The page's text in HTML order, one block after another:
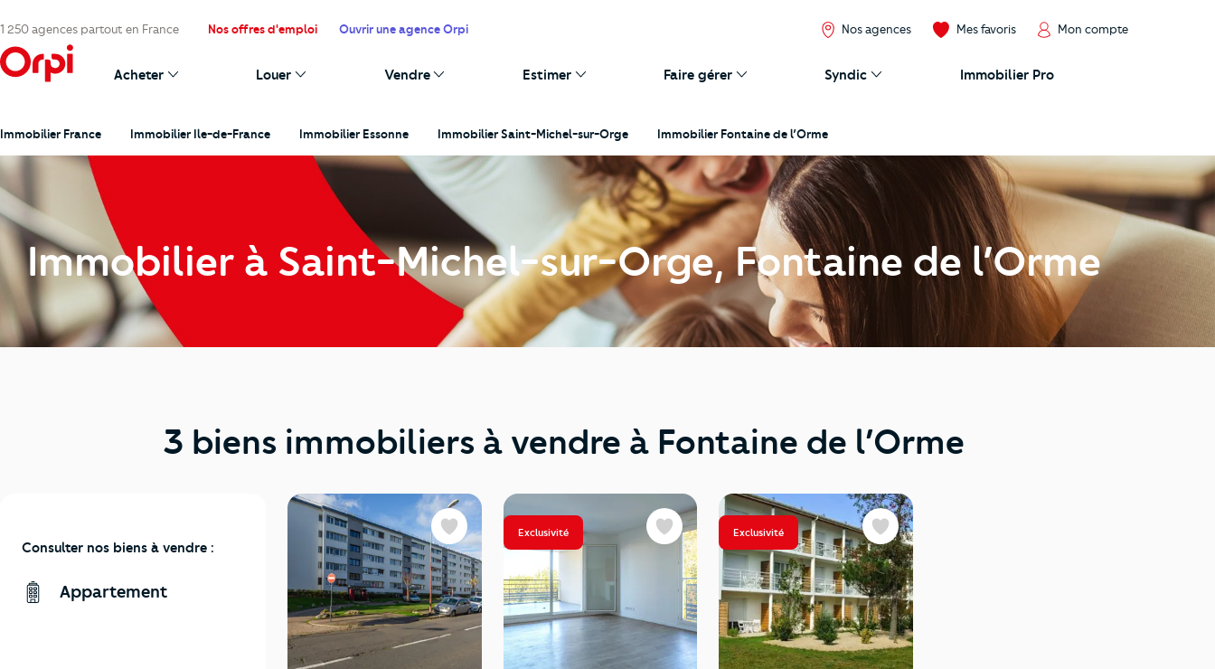
1 250 agences partout en France Nos offres d'emploi Ouvrir une agence Orpi Nos agences Mes favoris Mon compte
Acheter Louer Vendre Estimer Faire gérer Syndic Immobilier Pro
Immobilier France Immobilier Ile-de-France Immobilier Essonne Immobilier Saint-Michel-sur-Orge Immobilier Fontaine de l’Orme
Immobilier à Saint-Michel-sur-Orge, Fontaine de l’Orme
3 biens immobiliers à vendre à Fontaine de l’Orme
Consulter nos biens à vendre :
Appartement
Favoris Exclusivité Favoris Exclusivité Favoris